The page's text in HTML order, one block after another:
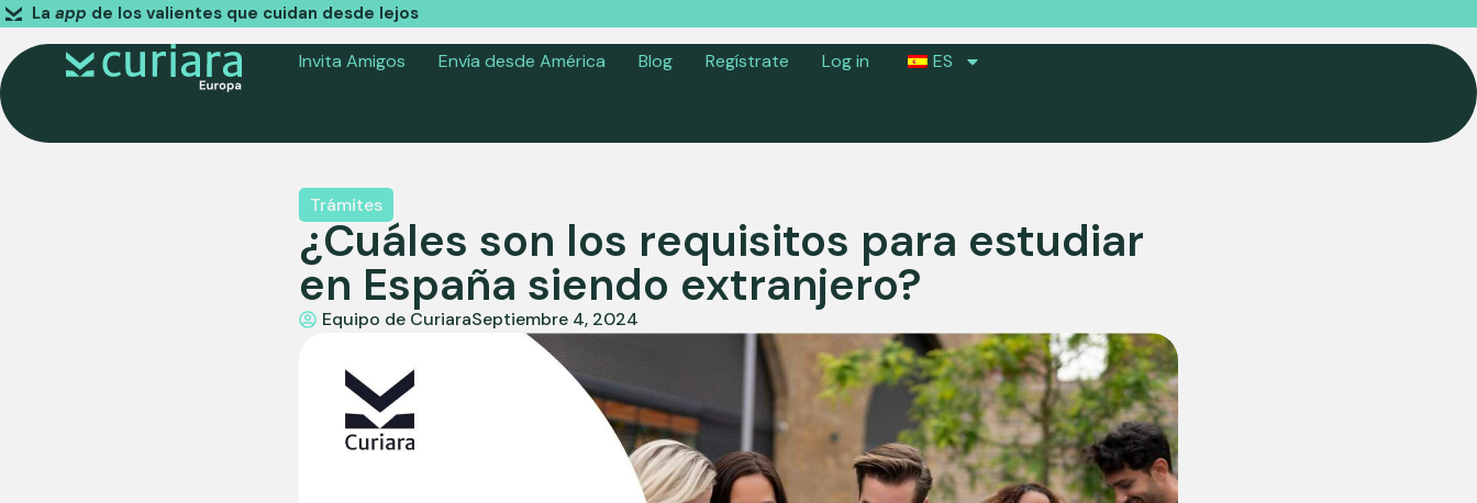
La app de los valientes que cuidan desde lejos
Invita Amigos Envía desde América Blog Regístrate Log in ES
Trámites
¿Cuáles son los requisitos para estudiar
en España siendo extranjero?
Equipo de CuriaraSeptiembre 4, 2024